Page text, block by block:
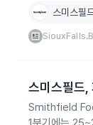
스미스필
스미스필드
Smithfield